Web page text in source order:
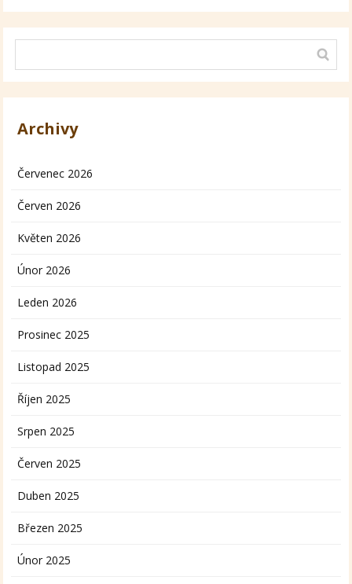
Archivy
Červenec 2026
Červen 2026
Květen 2026
Únor 2026
Leden 2026
Prosinec 2025
Listopad 2025
Říjen 2025
Srpen 2025
Červen 2025
Duben 2025
Březen 2025
Únor 2025